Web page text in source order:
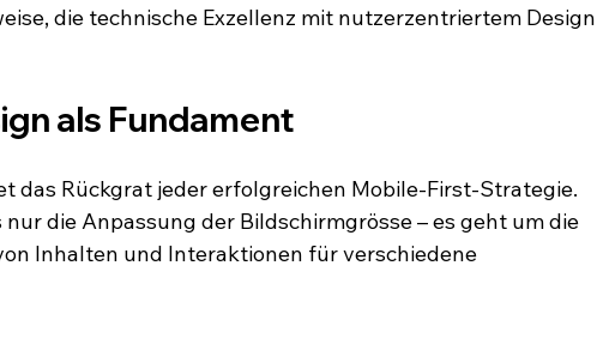
die technische Exzellenz mit nutzerzentriertem Design
als Fundament
das Rückgrat jeder erfolgreichen Mobile-First-Strategie.
die Anpassung der Bildschirmgrösse – es geht um die
Inhalten und Interaktionen für verschiedene